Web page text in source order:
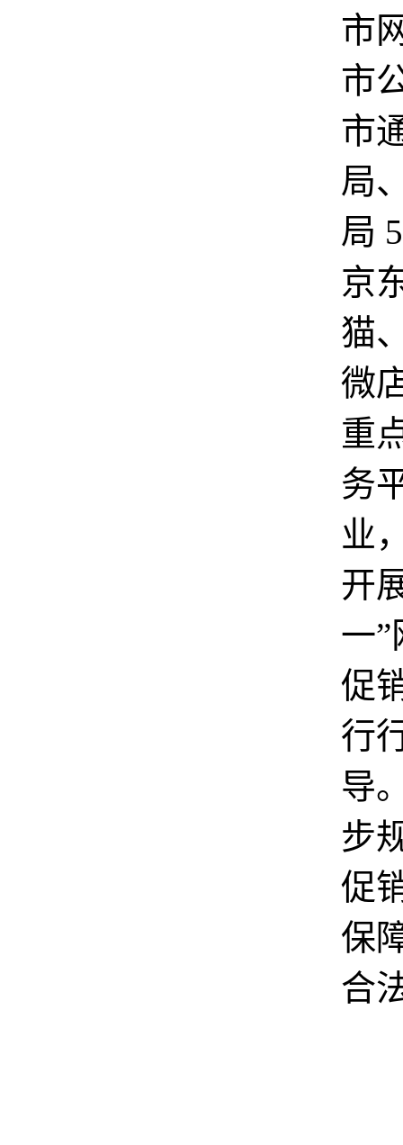
市
市
市
局
局
京
猫
微
重
务
业
开
一
促
行
导
步
促
保
合